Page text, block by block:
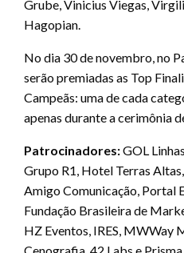
Grube, Vinicius Viegas,
Hagopian.
No dia 30 de novembro, no
serão premiadas as Top
Campeãs: uma de cada
apenas durante a cerimônia
Patrocinadores:GOL
Grupo R1, Hotel Terras
Amigo Comunicação, Portal
Fundação Brasileira de
HZ Eventos, IRES, MWWay